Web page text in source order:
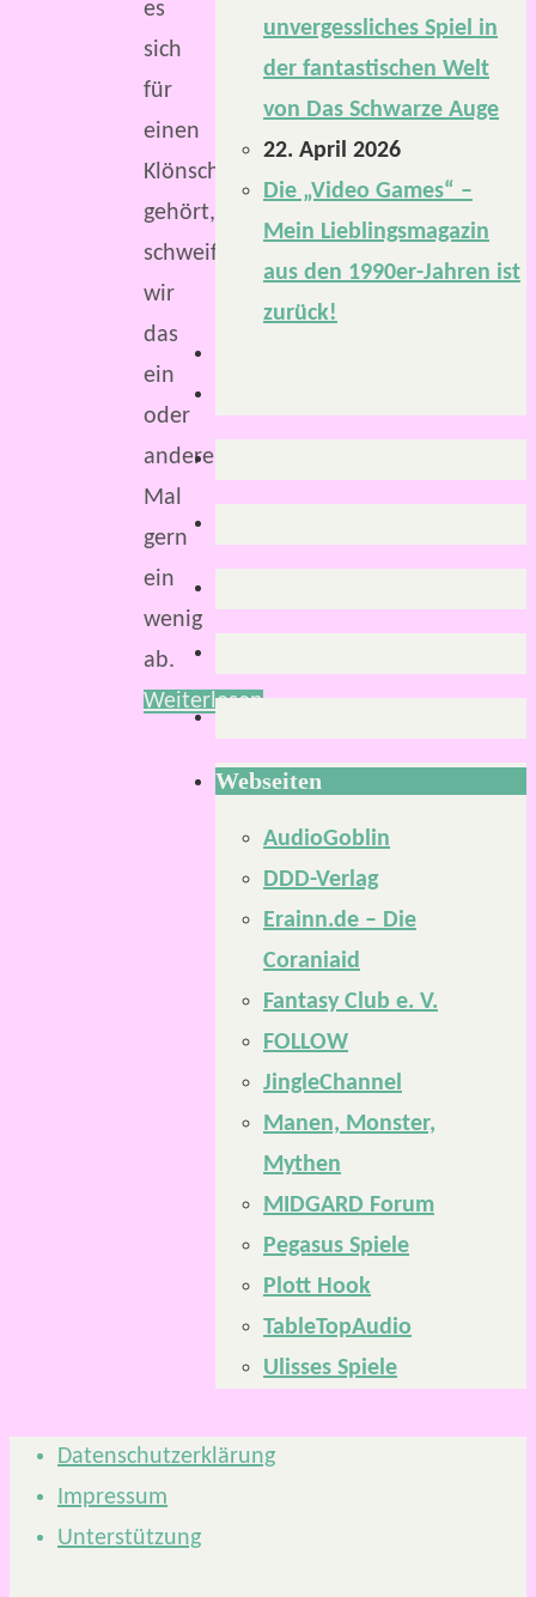
es
sich
für
einen
Klönschnack
gehört,
schweifen
wir
das
ein
oder
andere
Mal
gern
ein
wenig
ab.
Weiterlesen
unvergessliches Spiel in
der fantastischen Welt
von Das Schwarze Auge
22. April 2026
Die „Video Games“ –
Mein Lieblingsmagazin
aus den 1990er-Jahren ist
zurück!
Webseiten
AudioGoblin
DDD-Verlag
Erainn.de – Die
Coraniaid
Fantasy Club e. V.
FOLLOW
JingleChannel
Manen, Monster,
Mythen
MIDGARD Forum
Pegasus Spiele
Plott Hook
TableTopAudio
Ulisses Spiele
Datenschutzerklärung
Impressum
Unterstützung